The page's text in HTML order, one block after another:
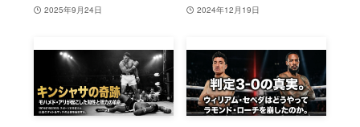
2025年9月24日 2024年12月19日